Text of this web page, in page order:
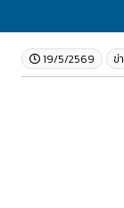
19/5/2569 ข่